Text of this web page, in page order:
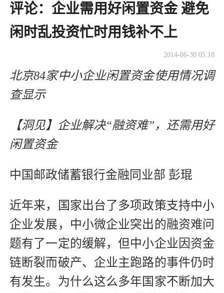
评论：企业需用好闲置资金 避免
闲时乱投资忙时用钱补不上
2014-06-30 05:18
北京84家中小企业闲置资金使用情况调
查显示
【洞见】企业解决“融资难”，还需用好
闲置资金
中国邮政储蓄银行金融同业部 彭琨
近年来，国家出台了多项政策支持中小
企业发展，中小微企业突出的融资难问
题有了一定的缓解，但中小企业因资金
链断裂而破产、企业主跑路的事件仍时
有发生。为什么这么多年国家不断加大